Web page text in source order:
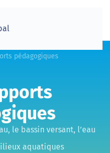
pédagogiques
le bassin versant, l’eau
aquatiques